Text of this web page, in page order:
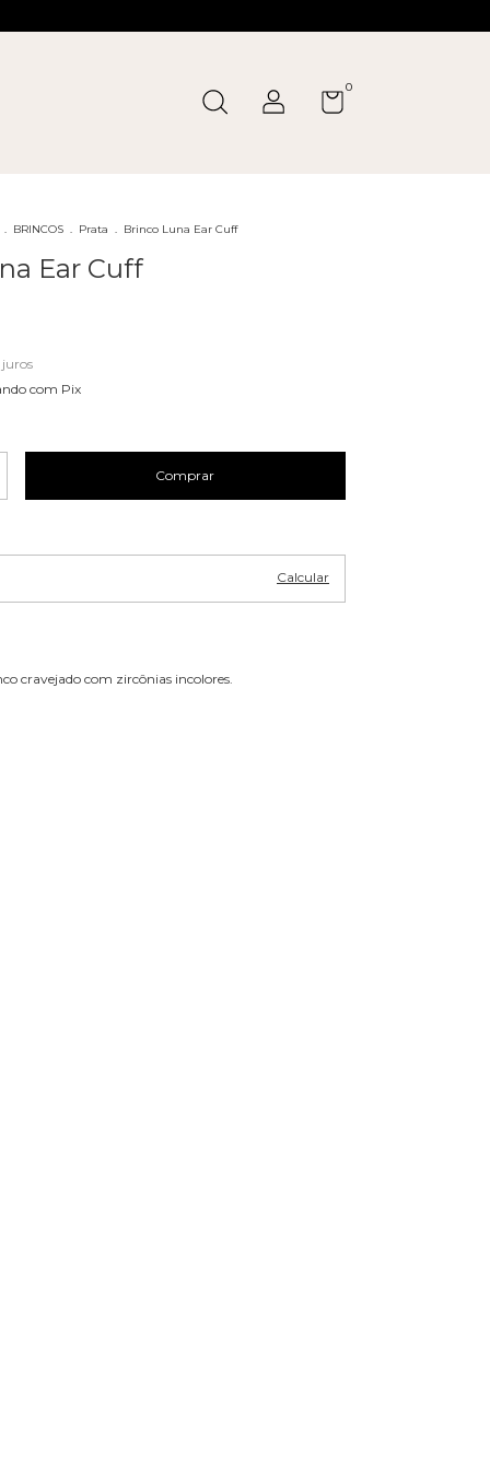
0
. BRINCOS . Prata . Brinco Luna Ear Cuff
Ear Cuff
com Pix
Calcular
cravejado com zircônias incolores.